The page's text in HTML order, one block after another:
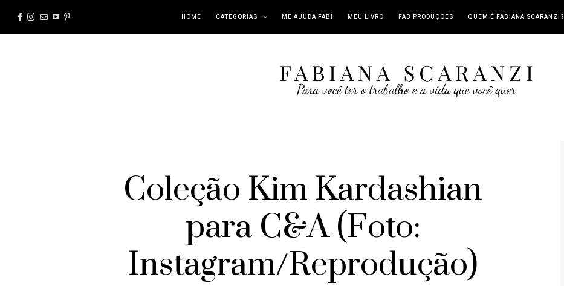
HOME CATEGORIAS ME AJUDA FABI MEU LIVRO FAB PRODUÇÕES QUEM É FABIANA SCARANZI?
Coleção Kim Kardashian
para C&A (Foto:
Instagram/Reprodução)